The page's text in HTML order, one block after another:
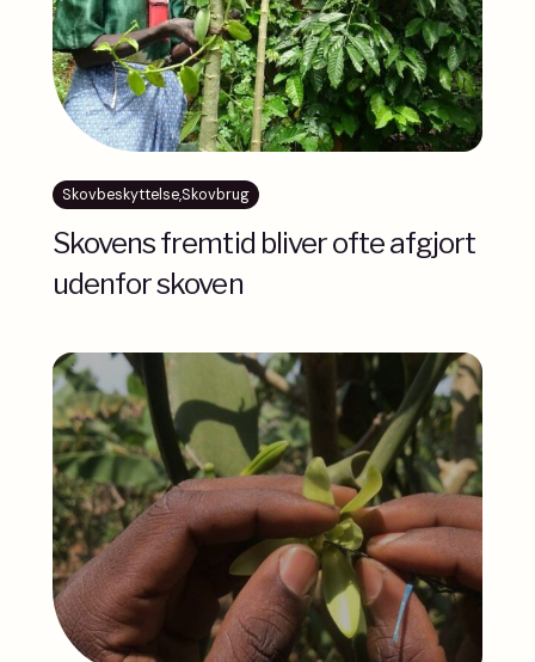
Skovbeskyttelse,Skovbrug
Skovens fremtid bliver ofte afgjort
udenfor skoven